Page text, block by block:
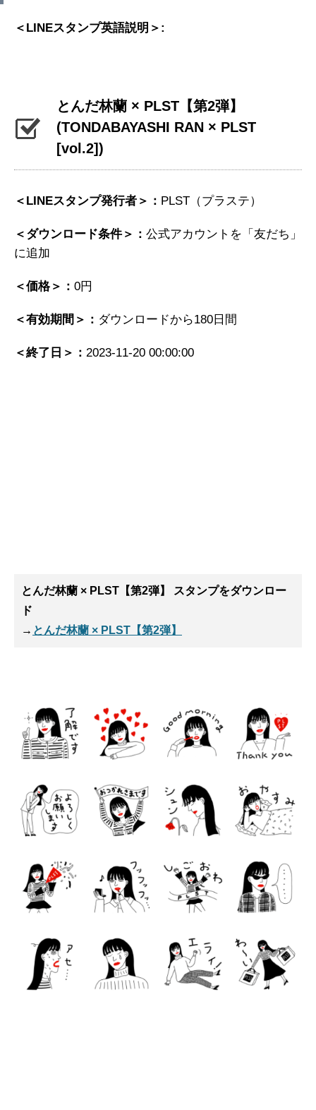
＜LINEスタンプ英語説明＞:
とんだ林蘭 × PLST【第2弾】
(TONDABAYASHI RAN × PLST
[vol.2])
＜LINEスタンプ発行者＞： PLST（プラステ）
＜ダウンロード条件＞： 公式アカウントを「友だち」
に追加
＜価格＞： 0円
＜有効期間＞： ダウンロードから180日間
＜終了日＞： 2023-11-20 00:00:00
とんだ林蘭 × PLST【第2弾】 スタンプをダウンロー
ド
→ とんだ林蘭 × PLST【第2弾】